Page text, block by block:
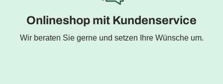
Onlineshop mit Kundenservice
Wir beraten Sie gerne und setzen Ihre Wünsche um.